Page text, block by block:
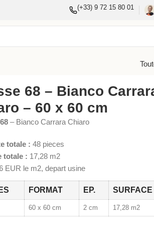
(+33) 9 72 15 80 01
68 – Bianco
– 60 x 60 cm
– Bianco Carrara Chiaro
totale : 48 pieces
totale : 17,28 m2
EUR le m2, depart usine
FORMAT EP. SURFACE
60 x 60 cm 2 cm 17,28 m2